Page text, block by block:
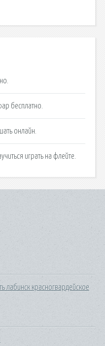
бесплатно.
онлайн.
играть на флейте.
лабинск красногвардейское